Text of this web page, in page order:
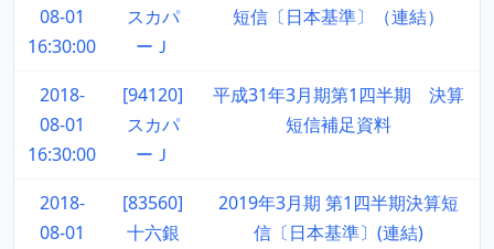
08-01
16:30:00
スカパ
ーＪ
短信〔日本基準〕（連結）
2018-
08-01
16:30:00
[94120]
スカパ
ーＪ
平成31年3月期第1四半期 決算
短信補足資料
2018-
08-01
[83560]
十六銀
2019年3月期 第1四半期決算短
信〔日本基準〕(連結)